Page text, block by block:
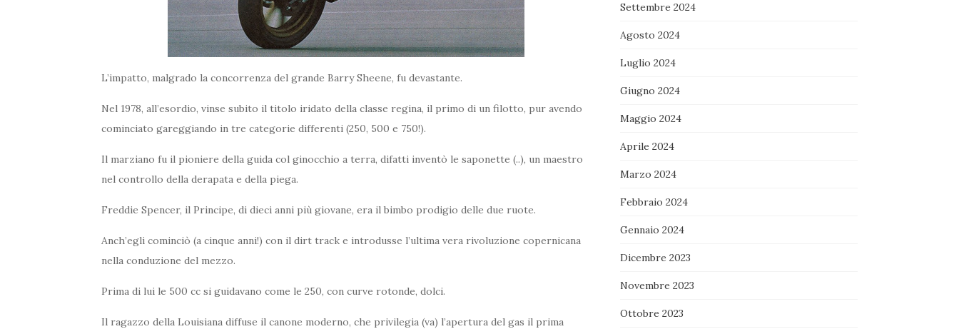
L’impatto, malgrado la concorrenza del grande Barry Sheene, fu devastante.
Nel 1978, all’esordio, vinse subito il titolo iridato della classe regina, il primo di un filotto, pur avendo
cominciato gareggiando in tre categorie differenti (250, 500 e 750!).
Il marziano fu il pioniere della guida col ginocchio a terra, difatti inventò le saponette (..), un maestro
nel controllo della derapata e della piega.
Freddie Spencer, il Principe, di dieci anni più giovane, era il bimbo prodigio delle due ruote.
Anch’egli cominciò (a cinque anni!) con il dirt track e introdusse l’ultima vera rivoluzione copernicana
nella conduzione del mezzo.
Prima di lui le 500 cc si guidavano come le 250, con curve rotonde, dolci.
Il ragazzo della Louisiana diffuse il canone moderno, che privilegia (va) l’apertura del gas il prima
Settembre 2024
Agosto 2024
Luglio 2024
Giugno 2024
Maggio 2024
Aprile 2024
Marzo 2024
Febbraio 2024
Gennaio 2024
Dicembre 2023
Novembre 2023
Ottobre 2023